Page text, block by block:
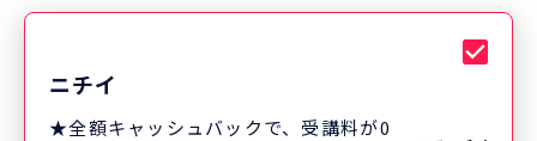
ニチイ
★全額キャッシュバックで、受講料が0